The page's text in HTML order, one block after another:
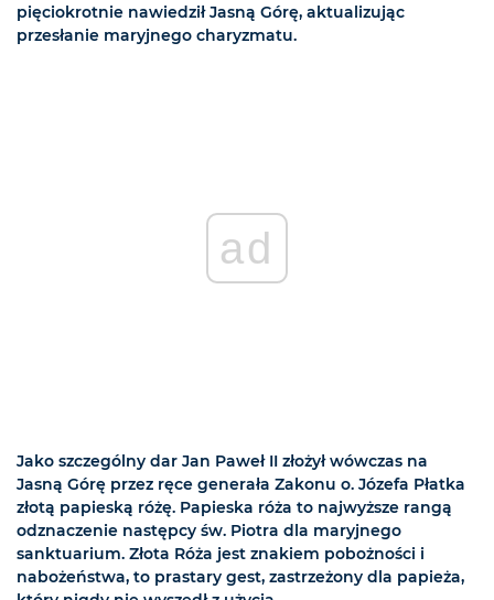
pięciokrotnie nawiedził Jasną Górę, aktualizując
przesłanie maryjnego charyzmatu.
ad
Jako szczególny dar Jan Paweł II złożył wówczas na
Jasną Górę przez ręce generała Zakonu o. Józefa Płatka
złotą papieską różę. Papieska róża to najwyższe rangą
odznaczenie następcy św. Piotra dla maryjnego
sanktuarium. Złota Róża jest znakiem pobożności i
nabożeństwa, to prastary gest, zastrzeżony dla papieża,